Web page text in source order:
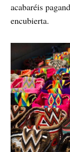
acabaréis
encubierta.